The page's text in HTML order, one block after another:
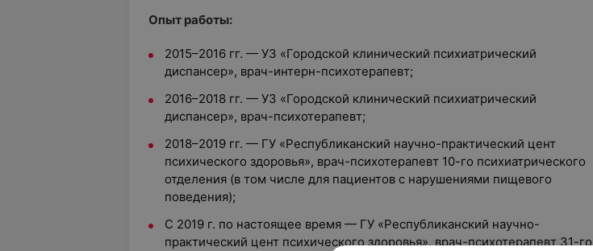
Опыт работы:
2015–2016 гг. — УЗ «Городской клинический психиатрический
диспансер», врач-интерн-психотерапевт;
2016–2018 гг. — УЗ «Городской клинический психиатрический
диспансер», врач-психотерапевт;
2018–2019 гг. — ГУ «Республиканский научно-практический цент
психического здоровья», врач-психотерапевт 10-го психиатрического
отделения (в том числе для пациентов с нарушениями пищевого
поведения);
С 2019 г. по настоящее время — ГУ «Республиканский научно-
практический цент психического здоровья», врач-психотерапевт 31-го